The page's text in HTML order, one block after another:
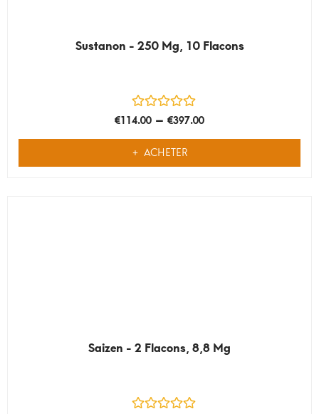
Sustanon - 250 Mg, 10 Flacons
€114.00 – €397.00
ACHETER
Saizen - 2 Flacons, 8,8 Mg